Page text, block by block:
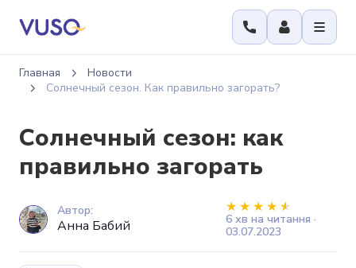
Главная
Новости
Солнечный сезон. Как правильно загорать?
Солнечный сезон: как
правильно загорать
Автор:
Анна Бабий
6 хв на читання ·
03.07.2023